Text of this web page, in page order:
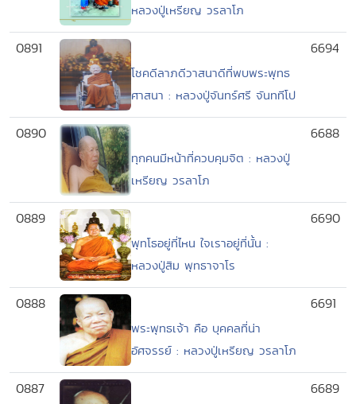
หลวงปู่เหรียญ วรลาโภ
0891
โชคดีลาภดีวาสนาดีที่พบพระพุทธ
ศาสนา : หลวงปู่จันทร์ศรี จันททีโป
6694
0890
ทุกคนมีหน้าที่ควบคุมจิต : หลวงปู่
เหรียญ วรลาโภ
6688
0889
พุทโธอยู่ที่ไหน ใจเราอยู่ที่นั้น :
หลวงปู่สิม พุทธาจาโร
6690
0888
พระพุทธเจ้า คือ บุคคลที่น่า
อัศจรรย์ : หลวงปู่เหรียญ วรลาโภ
6691
0887 6689